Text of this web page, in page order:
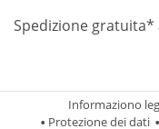
Spedizione
Informaziono
Protezione dei dati